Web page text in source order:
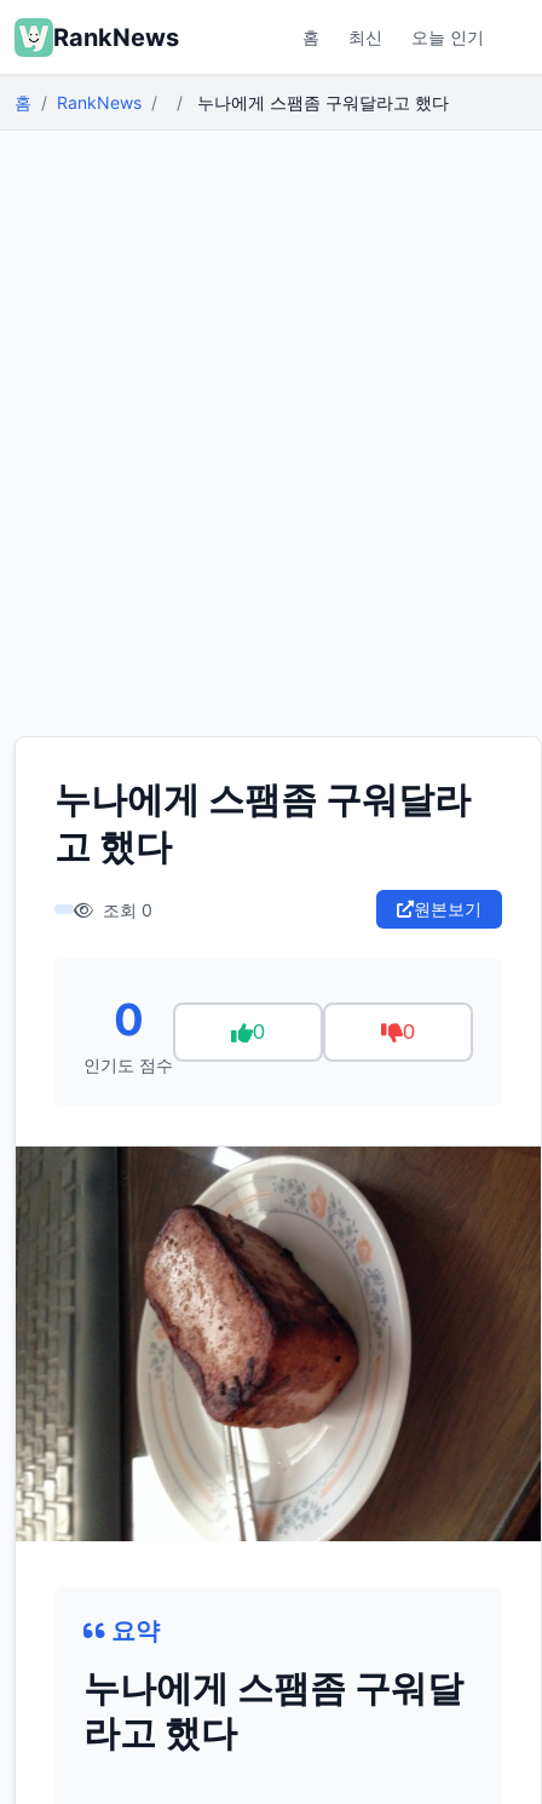
RankNews 홈 최신 오늘 인기
홈 RankNews 누나에게 스팸좀 구워달라고 했다
누나에게 스팸좀 구워달라
고 했다
조회 0 원본보기
0
인기도 점수
0 0
요약
누나에게 스팸좀 구워달
라고 했다